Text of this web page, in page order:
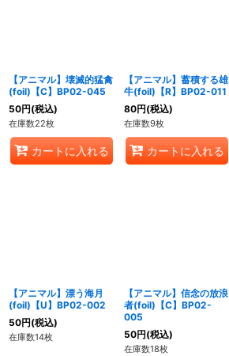
【アニマル】壊滅的猛禽
(foil)【C】BP02-045
50円(税込)
在庫数22枚
カートに入れる
【アニマル】蓄積する雄
牛(foil)【R】BP02-011
80円(税込)
在庫数9枚
カートに入れる
【アニマル】漂う海月
(foil)【U】BP02-002
50円(税込)
在庫数14枚
【アニマル】信念の放浪
者(foil)【C】BP02-
005
50円(税込)
在庫数18枚